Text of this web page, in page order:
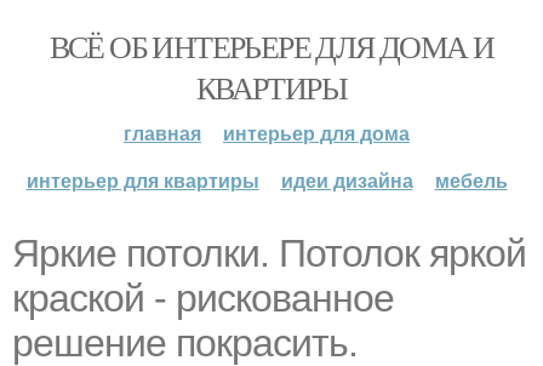
ВСЁ ОБ ИНТЕРЬЕРЕ ДЛЯ ДОМА И
КВАРТИРЫ
главная
интерьер для дома
интерьер для квартиры
идеи дизайна мебель
Яркие потолки. Потолок яркой
краской - рискованное
решение покрасить.